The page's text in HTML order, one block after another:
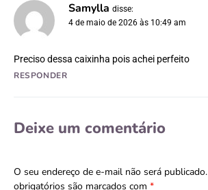
Samylla disse:
4 de maio de 2026 às 10:49 am
Preciso dessa caixinha pois achei perfeito
RESPONDER
Deixe um comentário
O seu endereço de e-mail não será publicado.
obrigatórios são marcados com *